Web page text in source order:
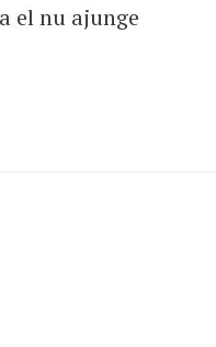
el nu ajunge